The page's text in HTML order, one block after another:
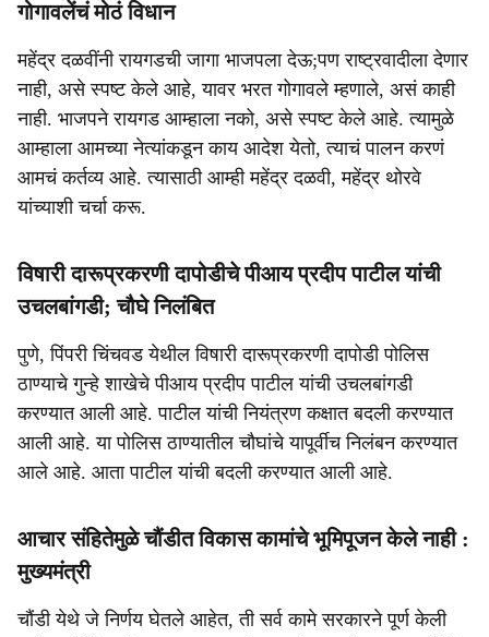
गोगावलेंचं मोठं विधान
महेंद्र दळवींनी रायगडची जागा भाजपला देऊ;पण राष्ट्रवादीला देणार
नाही, असे स्पष्ट केले आहे, यावर भरत गोगावले म्हणाले, असं काही
नाही. भाजपने रायगड आम्हाला नको, असे स्पष्ट केले आहे. त्यामुळे
आम्हाला आमच्या नेत्यांकडून काय आदेश येतो, त्याचं पालन करणं
आमचं कर्तव्य आहे. त्यासाठी आम्ही महेंद्र दळवी, महेंद्र थोरवे
यांच्याशी चर्चा करू.
विषारी दारूप्रकरणी दापोडीचे पीआय प्रदीप पाटील यांची
उचलबांगडी; चौघे निलंबित
पुणे, पिंपरी चिंचवड येथील विषारी दारूप्रकरणी दापोडी पोलिस
ठाण्याचे गुन्हे शाखेचे पीआय प्रदीप पाटील यांची उचलबांगडी
करण्यात आली आहे. पाटील यांची नियंत्रण कक्षात बदली करण्यात
आली आहे. या पोलिस ठाण्यातील चौघांचे यापूर्वीच निलंबन करण्यात
आले आहे. आता पाटील यांची बदली करण्यात आली आहे.
आचार संहितेमुळे चौंडीत विकास कामांचे भूमिपूजन केले नाही :
मुख्यमंत्री
चौंडी येथे जे निर्णय घेतले आहेत, ती सर्व कामे सरकारने पूर्ण केली